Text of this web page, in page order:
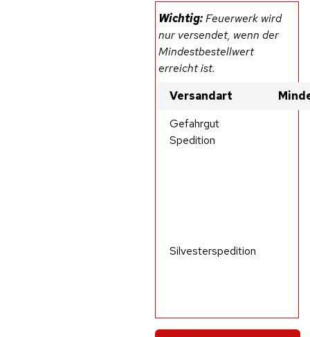
Wichtig:Feuerwerk wird
nur versendet, wenn der
Mindestbestellwert
erreicht ist.
Versandart
Gefahrgut
Spedition
Silvesterspedition